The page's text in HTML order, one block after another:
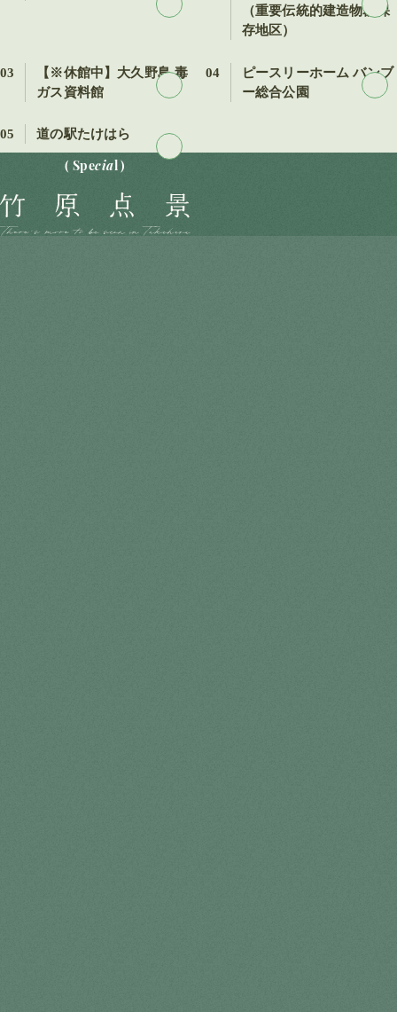
（重要伝統的建造物群保
存地区）
03
【※休館中】大久野島 毒
ガス資料館
04
ピースリーホーム バンブ
ー総合公園
05 道の駅たけはら
( Special )